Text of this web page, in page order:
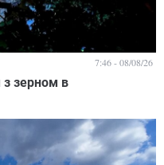
з зерном в
7:46 - 08/08/26